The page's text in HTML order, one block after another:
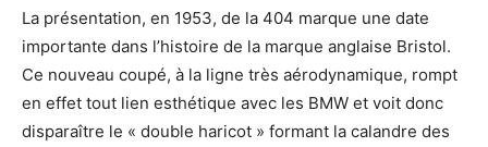
La présentation, en 1953, de la 404 marque une date
importante dans l’histoire de la marque anglaise Bristol.
Ce nouveau coupé, à la ligne très aérodynamique, rompt
en effet tout lien esthétique avec les BMW et voit donc
disparaître le « double haricot » formant la calandre des